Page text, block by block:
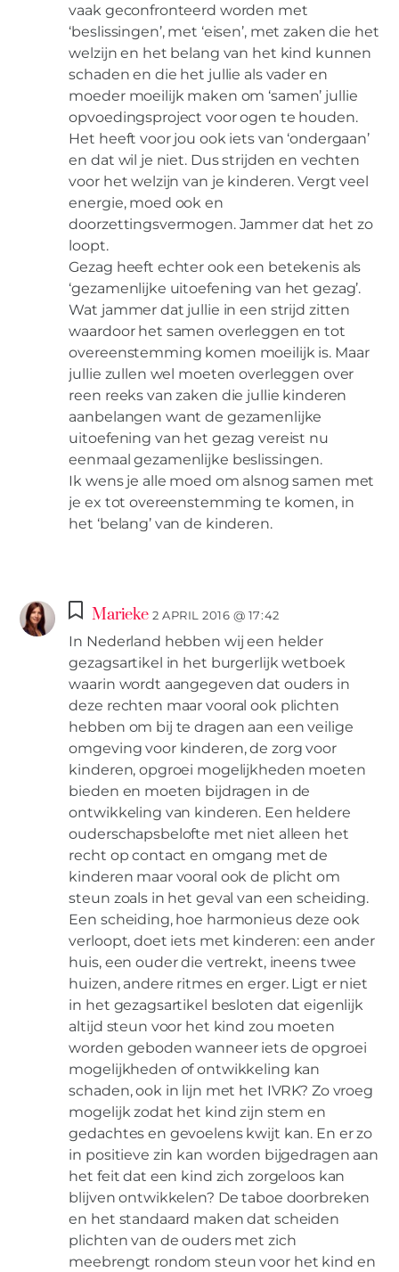
vaak geconfronteerd worden met
‘beslissingen’, met ‘eisen’, met zaken die het
welzijn en het belang van het kind kunnen
schaden en die het jullie als vader en
moeder moeilijk maken om ‘samen’ jullie
opvoedingsproject voor ogen te houden.
Het heeft voor jou ook iets van ‘ondergaan’
en dat wil je niet. Dus strijden en vechten
voor het welzijn van je kinderen. Vergt veel
energie, moed ook en
doorzettingsvermogen. Jammer dat het zo
loopt.
Gezag heeft echter ook een betekenis als
‘gezamenlijke uitoefening van het gezag’.
Wat jammer dat jullie in een strijd zitten
waardoor het samen overleggen en tot
overeenstemming komen moeilijk is. Maar
jullie zullen wel moeten overleggen over
reen reeks van zaken die jullie kinderen
aanbelangen want de gezamenlijke
uitoefening van het gezag vereist nu
eenmaal gezamenlijke beslissingen.
Ik wens je alle moed om alsnog samen met
je ex tot overeenstemming te komen, in
het ‘belang’ van de kinderen.
Marieke 2 APRIL 2016 @ 17:42
In Nederland hebben wij een helder
gezagsartikel in het burgerlijk wetboek
waarin wordt aangegeven dat ouders in
deze rechten maar vooral ook plichten
hebben om bij te dragen aan een veilige
omgeving voor kinderen, de zorg voor
kinderen, opgroei mogelijkheden moeten
bieden en moeten bijdragen in de
ontwikkeling van kinderen. Een heldere
ouderschapsbelofte met niet alleen het
recht op contact en omgang met de
kinderen maar vooral ook de plicht om
steun zoals in het geval van een scheiding.
Een scheiding, hoe harmonieus deze ook
verloopt, doet iets met kinderen: een ander
huis, een ouder die vertrekt, ineens twee
huizen, andere ritmes en erger. Ligt er niet
in het gezagsartikel besloten dat eigenlijk
altijd steun voor het kind zou moeten
worden geboden wanneer iets de opgroei
mogelijkheden of ontwikkeling kan
schaden, ook in lijn met het IVRK? Zo vroeg
mogelijk zodat het kind zijn stem en
gedachtes en gevoelens kwijt kan. En er zo
in positieve zin kan worden bijgedragen aan
het feit dat een kind zich zorgeloos kan
blijven ontwikkelen? De taboe doorbreken
en het standaard maken dat scheiden
plichten van de ouders met zich
meebrengt rondom steun voor het kind en